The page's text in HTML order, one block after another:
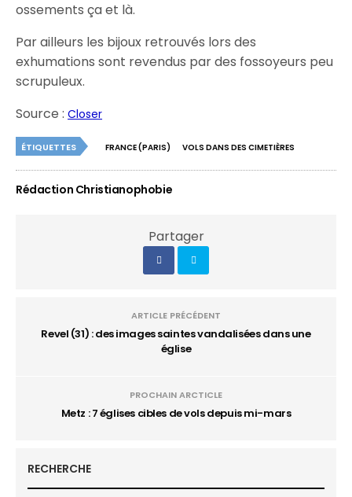
ossements ça et là.
Par ailleurs les bijoux retrouvés lors des
exhumations sont revendus par des fossoyeurs peu
scrupuleux.
Source :Closer
ÉTIQUETTES FRANCE (PARIS) VOLS DANS DES CIMETIÈRES
Rédaction Christianophobie
Partager
ARTICLE PRÉCÉDENT
Revel (31) : des images saintes vandalisées dans une
église
PROCHAIN ARCTICLE
Metz : 7 églises cibles de vols depuis mi-mars
RECHERCHE